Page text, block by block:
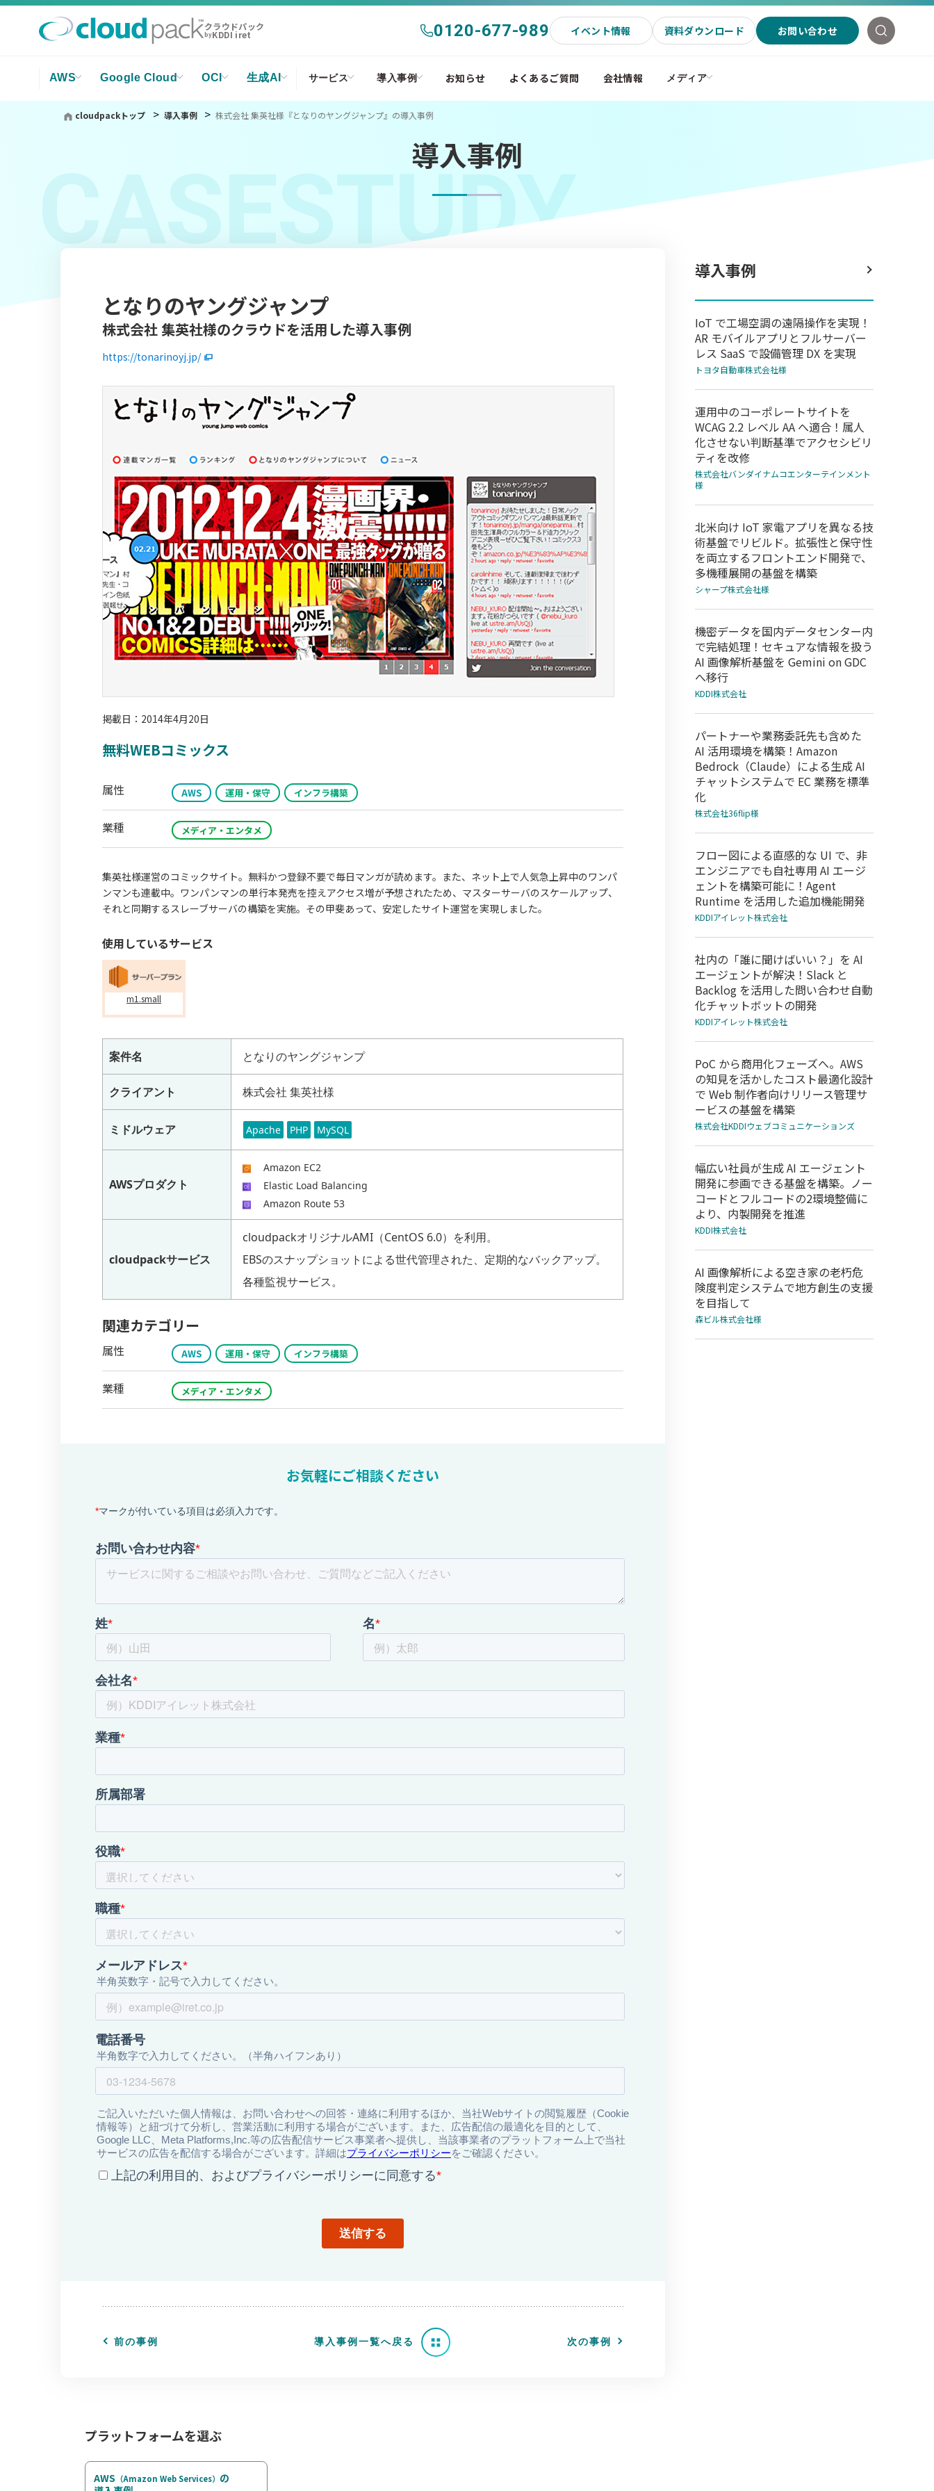
クラウドパック
byKDDI iret 0120-677-989 イベント情報 資料ダウンロード お問い合わせ
AWS Google Cloud OCI 生成AI サービス 導入事例 お知らせ よくあるご質問 会社情報 メディア
cloudpackトップ 導入事例 株式会社 集英社様『となりのヤングジャンプ』の導入事例
導入事例
CASESTUDY
となりのヤングジャンプ
株式会社 集英社様のクラウドを活用した導入事例
https://tonarinoyj.jp/
掲載日：2014年4月20日
無料WEBコミックス
属性 AWS 運用・保守 インフラ構築
業種 メディア・エンタメ
集英社様運営のコミックサイト。無料かつ登録不要で毎日マンガが読めます。また、ネット上で人気急上昇中のワンパ
ンマンも連載中。ワンパンマンの単行本発売を控えアクセス増が予想されたため、マスターサーバのスケールアップ、
それと同期するスレーブサーバの構築を実施。その甲斐あって、安定したサイト運営を実現しました。
使用しているサービス
m1.small
案件名 となりのヤングジャンプ
クライアント 株式会社 集英社様
ミドルウェア Apache PHP MySQL
AWSプロダクト
Amazon EC2
Elastic Load Balancing
Amazon Route 53
cloudpackサービス
cloudpackオリジナルAMI（CentOS 6.0）を利用。
EBSのスナップショットによる世代管理された、定期的なバックアップ。
各種監視サービス。
関連カテゴリー
属性 AWS 運用・保守 インフラ構築
業種 メディア・エンタメ
お気軽にご相談ください
前の事例 導入事例一覧へ戻る 次の事例
導入事例
IoT で工場空調の遠隔操作を実現！
AR モバイルアプリとフルサーバー
レス SaaS で設備管理 DX を実現
トヨタ自動車株式会社様
運用中のコーポレートサイトを
WCAG 2.2 レベル AA へ適合！属人
化させない判断基準でアクセシビリ
ティを改修
株式会社バンダイナムコエンターテインメント
様
北米向け IoT 家電アプリを異なる技
術基盤でリビルド。拡張性と保守性
を両立するフロントエンド開発で、
多機種展開の基盤を構築
シャープ株式会社様
機密データを国内データセンター内
で完結処理！セキュアな情報を扱う
AI 画像解析基盤を Gemini on GDC
へ移行
KDDI株式会社
パートナーや業務委託先も含めた
AI 活用環境を構築！Amazon
Bedrock（Claude）による生成 AI
チャットシステムで EC 業務を標準
化
株式会社36flip様
フロー図による直感的な UI で、非
エンジニアでも自社専用 AI エージ
ェントを構築可能に！Agent
Runtime を活用した追加機能開発
KDDIアイレット株式会社
社内の「誰に聞けばいい？」を AI
エージェントが解決！Slack と
Backlog を活用した問い合わせ自動
化チャットボットの開発
KDDIアイレット株式会社
PoC から商用化フェーズへ。AWS
の知見を活かしたコスト最適化設計
で Web 制作者向けリリース管理サ
ービスの基盤を構築
株式会社KDDIウェブコミュニケーションズ
幅広い社員が生成 AI エージェント
開発に参画できる基盤を構築。ノー
コードとフルコードの2環境整備に
より、内製開発を推進
KDDI株式会社
AI 画像解析による空き家の老朽危
険度判定システムで地方創生の支援
を目指して
森ビル株式会社様
プラットフォームを選ぶ
AWS （Amazon Web Services） の